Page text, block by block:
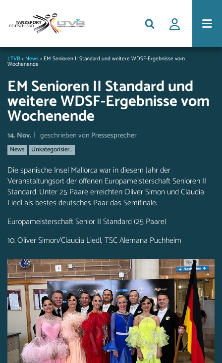
LTVB> News> EM Senioren II Standard und weitere WDSF-Ergebnisse vom
Wochenende
EM Senioren II Standard und
weitere WDSF-Ergebnisse vom
Wochenende
14. Nov. | geschrieben von Pressesprecher
News Unkategorisier...
Die spanische Insel Mallorca war in diesem Jahr der
Veranstaltungsort der offenen Europameisterschaft Senioren II
Standard. Unter 25 Paare erreichten Oliver Simon und Claudia
Liedl als bestes deutsches Paar das Semifinale:
Europameisterschaft Senior II Standard (25 Paare)
10. Oliver Simon/Claudia Liedl, TSC Alemana Puchheim